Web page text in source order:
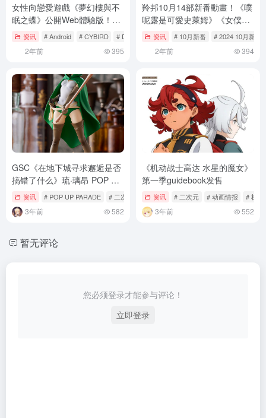
女性向戀愛遊戲《夢幻樓與不
眠之蝶》公開Web體驗版！達
成協力目標將於每週五更新原
創故事！
资讯 # Android # CYBIRD # DMM GAMES
2年前 395
羚邦10月14部新番動畫！《噗
呢露是可愛史萊姆》《女僕冥
土小姐》《一兆＄遊戲》等新
作代理！
资讯 # 10月新番 # 2024 10月新番
2年前 394
GSC《在地下城寻求邂逅是否
搞错了什么》琉·璃昂 POP UP
PARADE手办
资讯 # POP UP PARADE # 二次元 # 在地下城寻求邂逅是否搞错了什么
3年前 582
《机动战士高达 水星的魔女》
第一季guidebook发售
资讯 # 二次元 # 动画情报 # 机
3年前 552
暂无评论
您必须登录才能参与评论！
立即登录